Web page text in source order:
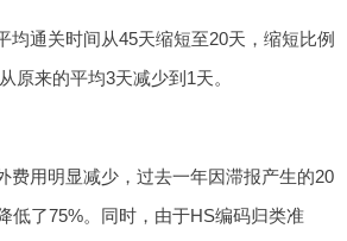
均通关时间从45天缩短至20天，缩短比例
原来的平均3天减少到1天。
费用明显减少，过去一年因滞报产生的20
低了75%。同时，由于HS编码归类准